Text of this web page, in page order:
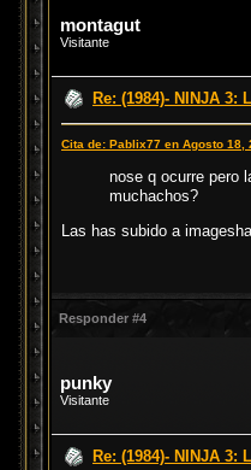
montagut
Visitante
Re: (1984)- NINJA
Cita de: Pablix77 en Agosto 18,
nose q ocurre pero
muchachos?
Las has subido a
Responder #4
punky
Visitante
Re: (1984)- NINJA